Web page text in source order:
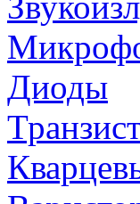
Диоды